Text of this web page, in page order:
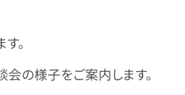
。
の様子をご案内します。